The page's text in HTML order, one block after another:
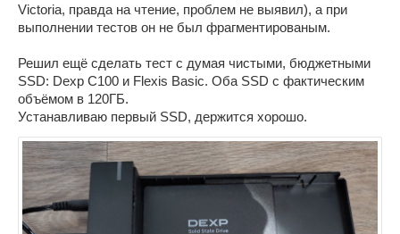
Victoria, правда на чтение, проблем не выявил), а при
выполнении тестов он не был фрагментированым.
Решил ещё сделать тест с думая чистыми, бюджетными
SSD: Dexp C100 и Flexis Basic. Оба SSD с фактическим
объёмом в 120ГБ.
Устанавливаю первый SSD, держится хорошо.